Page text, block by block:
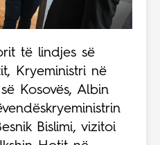
të lindjes së
Kryeministri në
Kosovës, Albin
Bislimi, vizitoi